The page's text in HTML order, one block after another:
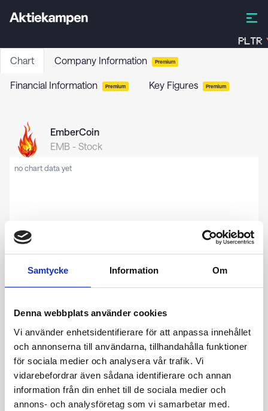
Samtycke Information Om
Denna webbplats använder cookies
Vi använder enhetsidentifierare för att anpassa innehållet
och annonserna till användarna, tillhandahålla funktioner
för sociala medier och analysera vår trafik. Vi
vidarebefordrar även sådana identifierare och annan
information från din enhet till de sociala medier och
annons- och analysföretag som vi samarbetar med.
PLTR
Chart Company Information Premium
Financial Information Premium Key Figures Premium
EmberCoin
EMB - Stock
no chart data yet
24h 7d 1m 3m 1y 5y